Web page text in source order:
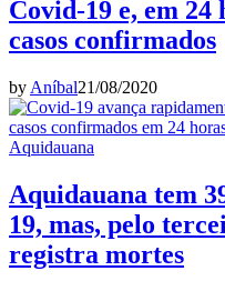
Covid-19 e, em 24
casos confirmados
by Aníbal21/08/2020
Aquidauana
Aquidauana tem
19, mas, pelo
registra mortes